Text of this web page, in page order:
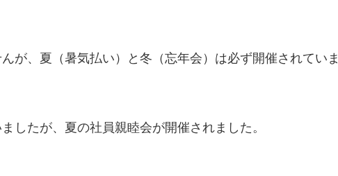
が、夏（暑気払い）と冬（忘年会）は必ず開催されていま
したが、夏の社員親睦会が開催されました。